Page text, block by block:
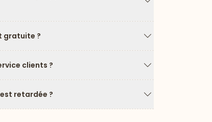
gratuite ?
clients ?
retardée ?